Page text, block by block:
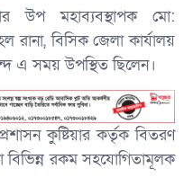
উপ মহাব্যবস্থাপক মো:
রানা, বিসিক জেলা কার্যালয়
এ সময় উপস্থিত ছিলেন।
কুষ্টিয়ার কর্তৃক বিতরণ
বিভিন্ন রকম সহযোগিতামূলক